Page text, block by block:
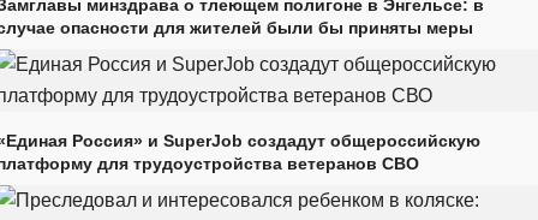
минздрава о тлеющем полигоне в Энгельсе: в
опасности для жителей были бы приняты меры
Россия» и SuperJob создадут общероссийскую
для трудоустройства ветеранов СВО